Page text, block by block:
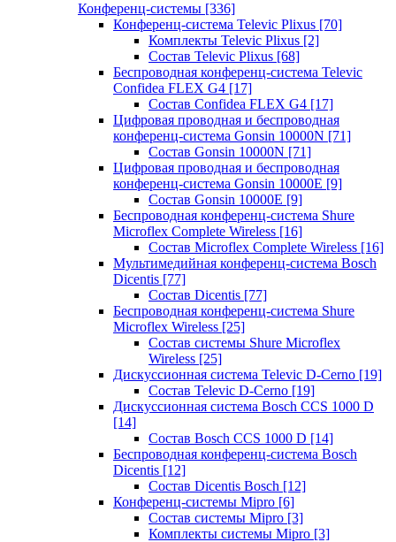
Конференц-системы [336]
Конференц-система Televic Plixus [70]
Комплекты Televic Plixus [2]
Состав Televic Plixus [68]
Беспроводная конференц-система Televic
Confidea FLEX G4 [17]
Состав Confidea FLEX G4 [17]
Цифровая проводная и беспроводная
конференц-система Gonsin 10000N [71]
Состав Gonsin 10000N [71]
Цифровая проводная и беспроводная
конференц-система Gonsin 10000E [9]
Состав Gonsin 10000E [9]
Беспроводная конференц-система Shure
Microflex Complete Wireless [16]
Состав Microflex Complete Wireless [16]
Мультимедийная конференц-система Bosch
Dicentis [77]
Состав Dicentis [77]
Беспроводная конференц-система Shure
Microflex Wireless [25]
Состав системы Shure Microflex
Wireless [25]
Дискуссионная система Televic D-Cerno [19]
Состав Televic D-Cerno [19]
Дискуссионная система Bosch CCS 1000 D
[14]
Состав Bosch CCS 1000 D [14]
Беспроводная конференц-система Bosch
Dicentis [12]
Состав Dicentis Bosch [12]
Конференц-системы Mipro [6]
Состав системы Mipro [3]
Комплекты системы Mipro [3]